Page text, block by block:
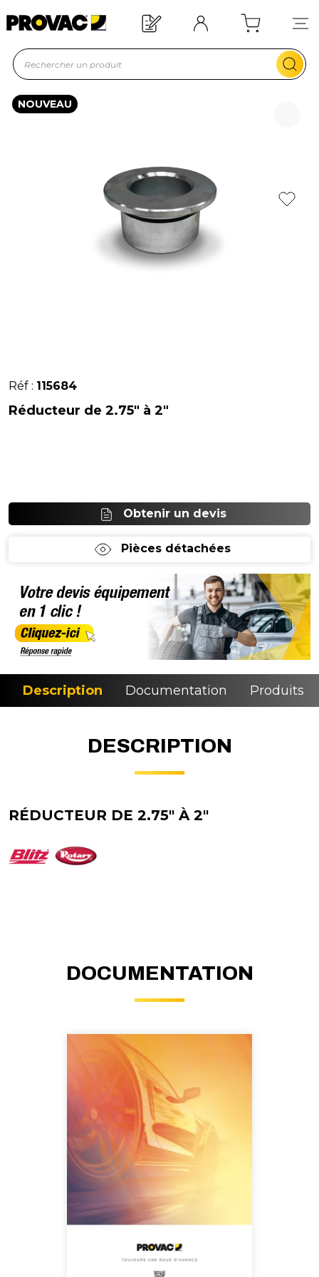
Offre de bienvenue : 20€ offerts !
En savoir plus
NOUVEAU
Réf : 115684
Réducteur de 2.75" à 2"
Obtenir un devis
Pièces détachées
Description Documentation Produits
DESCRIPTION
RÉDUCTEUR DE 2.75" À 2"
DOCUMENTATION